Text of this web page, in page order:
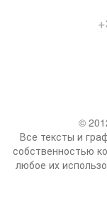
©
Все тексты и
собственностью
любое их